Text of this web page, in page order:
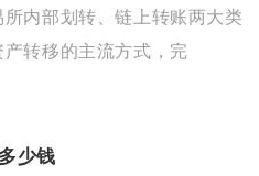
内部划转、链上转账两大类
转移的主流方式，完
少钱